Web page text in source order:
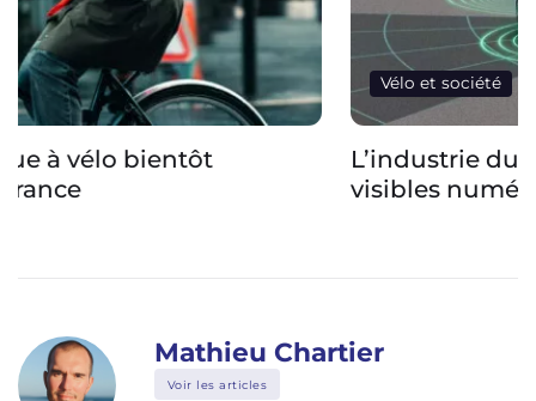
Vélo et société
L’industrie du vélo veut rendre les vélos
visibles numériquement par les voitures
Mathieu Chartier
Voir les articles